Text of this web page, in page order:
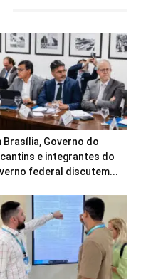
Brasília, Governo do
e integrantes do
federal discutem...